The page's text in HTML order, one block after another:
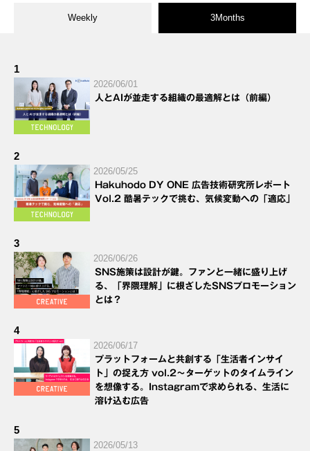
Weekly 3Months
1
2026/06/01
人とAIが並走する組織の最適解とは（前編）
2
2026/05/25
Hakuhodo DY ONE 広告技術研究所レポート
Vol.2 酷暑テックで挑む、気候変動への「適応」
3
2026/06/26
SNS施策は設計が鍵。ファンと一緒に盛り上げ
る、「界隈理解」に根ざしたSNSプロモーション
とは？
4
2026/06/17
プラットフォームと共創する「生活者インサイ
ト」の捉え方 vol.2～ターゲットのタイムライン
を想像する。Instagramで求められる、生活に
溶け込む広告
5
2026/05/13